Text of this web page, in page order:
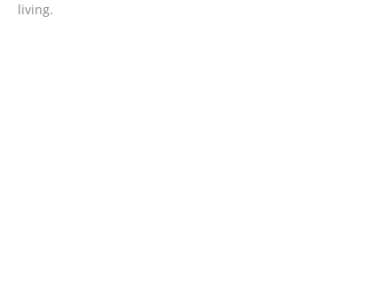
living.